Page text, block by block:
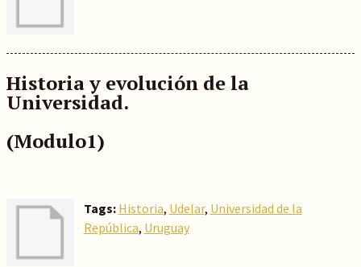
Historia y evolución de la
Universidad.
(Modulo1)
Tags: Historia, Udelar, Universidad de la
República, Uruguay